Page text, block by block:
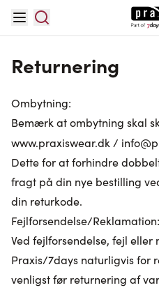
Returnering
Ombytning:
Bemærk at ombytning skal
www.praxiswear.dk /
Dette for at forhindre
fragt på din nye bestilling
din returkode.
Fejlforsendelse/Reklamation:
Ved fejlforsendelse, fejl
Praxis/7days naturligvis for
venligst før returnering af